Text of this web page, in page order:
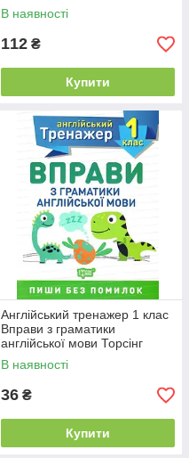
В наявності
112 ₴
Купити
Англійський тренажер 1 клас
Вправи з граматики
англійської мови Торсінг
В наявності
36 ₴
Купити